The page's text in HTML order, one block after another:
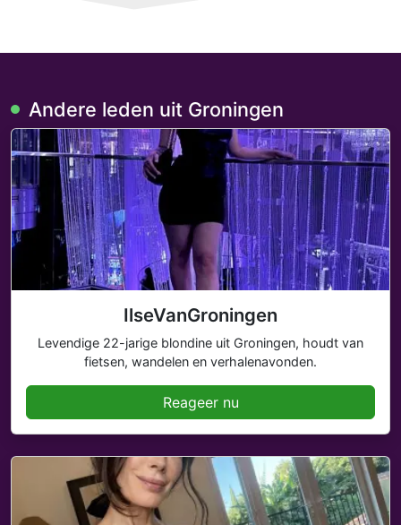
Andere leden uit Groningen
IlseVanGroningen
Levendige 22-jarige blondine uit Groningen, houdt van
fietsen, wandelen en verhalenavonden.
Reageer nu